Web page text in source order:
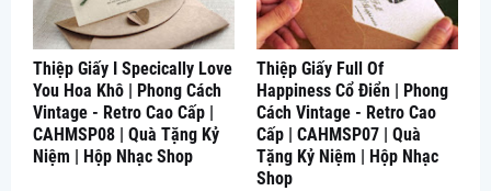
Thiệp Giấy I Specically Love
You Hoa Khô | Phong Cách
Vintage - Retro Cao Cấp |
CAHMSP08 | Quà Tặng Kỷ
Niệm | Hộp Nhạc Shop
Thiệp Giấy Full Of
Happiness Cổ Điển | Phong
Cách Vintage - Retro Cao
Cấp | CAHMSP07 | Quà
Tặng Kỷ Niệm | Hộp Nhạc
Shop